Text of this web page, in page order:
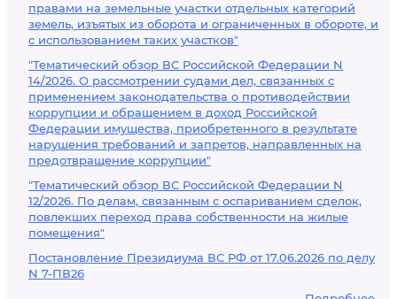
правами на земельные участки отдельных категорий
земель, изъятых из оборота и ограниченных в обороте, и
с использованием таких участков"
"Тематический обзор ВС Российской Федерации N
14/2026. О рассмотрении судами дел, связанных с
применением законодательства о противодействии
коррупции и обращением в доход Российской
Федерации имущества, приобретенного в результате
нарушения требований и запретов, направленных на
предотвращение коррупции"
"Тематический обзор ВС Российской Федерации N
12/2026. По делам, связанным с оспариванием сделок,
повлекших переход права собственности на жилые
помещения"
Постановление Президиума ВС РФ от 17.06.2026 по делу
N 7-ПВ26